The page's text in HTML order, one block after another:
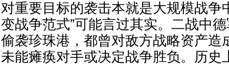
对重要目标的袭击本就是大规模战争
变战争范式”可能言过其实。二战中
偷袭珍珠港，都曾对敌方战略资产造
未能瘫痪对手或决定战争胜负。历史